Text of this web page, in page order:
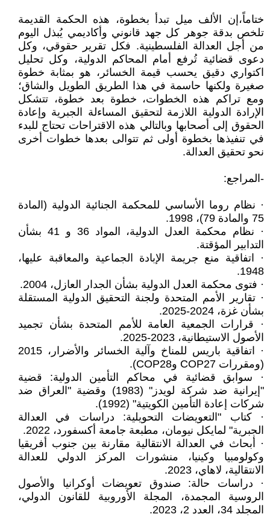
ختاماً،إن الألف ميل تبدأ بخطوة، هذه الحكمة القديمة
تلخص بدقة جوهر كل جهد قانوني وأكاديمي يُبذل اليوم
من أجل العدالة الفلسطينية. فكل تقرير حقوقي، وكل
دعوى قضائية تُرفع أمام المحاكم الدولية، وكل تحليل
اكتواري دقيق يحسب قيمة الخسائر، هو بمثابة خطوة
صغيرة ولكنها حاسمة في هذا الطريق الطويل والشاق؛
ومع تراكم هذه الخطوات، خطوة بعد خطوة، تتشكل
الإرادة الدولية اللازمة لتحقيق المساءلة الجبرية وإعادة
الحقوق إلى أصحابها وبالتالي هذه الاقتراحات تحتاج للبدء
في تنفيذها بخطوة أولى ثم تتوالى بعدها خطوات أخرى
نحو تحقيق العدالة.
-المراجع:
· نظام روما الأساسي للمحكمة الجنائية الدولية (المادة
75 والمادة 79)، 1998.
· نظام محكمة العدل الدولية، المواد 36 و 41 بشأن
التدابير المؤقتة.
· اتفاقية منع جريمة الإبادة الجماعية والمعاقبة عليها،
1948.
· فتوى محكمة العدل الدولية بشأن الجدار العازل، 2004.
· تقارير الأمم المتحدة ولجنة التحقيق الدولية المستقلة
بشأن غزة، 2024-2025.
· قرارات الجمعية العامة للأمم المتحدة بشأن تجميد
الأصول الاستيطانية، 2023-2025.
· اتفاقية باريس للمناخ وآلية الخسائر والأضرار، 2015
(ومقررات COP27 وCOP28).
· سوابق قضائية في محاكم التأمين الدولية: قضية
"إيرانية ضد شركة لويدز" (1983) وقضية "العراق ضد
شركات إعادة التأمين الكويتية" (1992).
· كتاب "التعويضات التحويلية: دراسات في العدالة
الجبرية" لمايكل نيومان، مطبعة جامعة أكسفورد، 2022.
· أبحاث في العدالة الانتقالية مقارنة بين جنوب أفريقيا
وكولومبيا وكينيا، منشورات المركز الدولي للعدالة
الانتقالية، لاهاي، 2023.
· دراسات حالة: صندوق تعويضات أوكرانيا والأصول
الروسية المجمدة، المجلة الأوروبية للقانون الدولي،
المجلد 34، العدد 2، 2023.